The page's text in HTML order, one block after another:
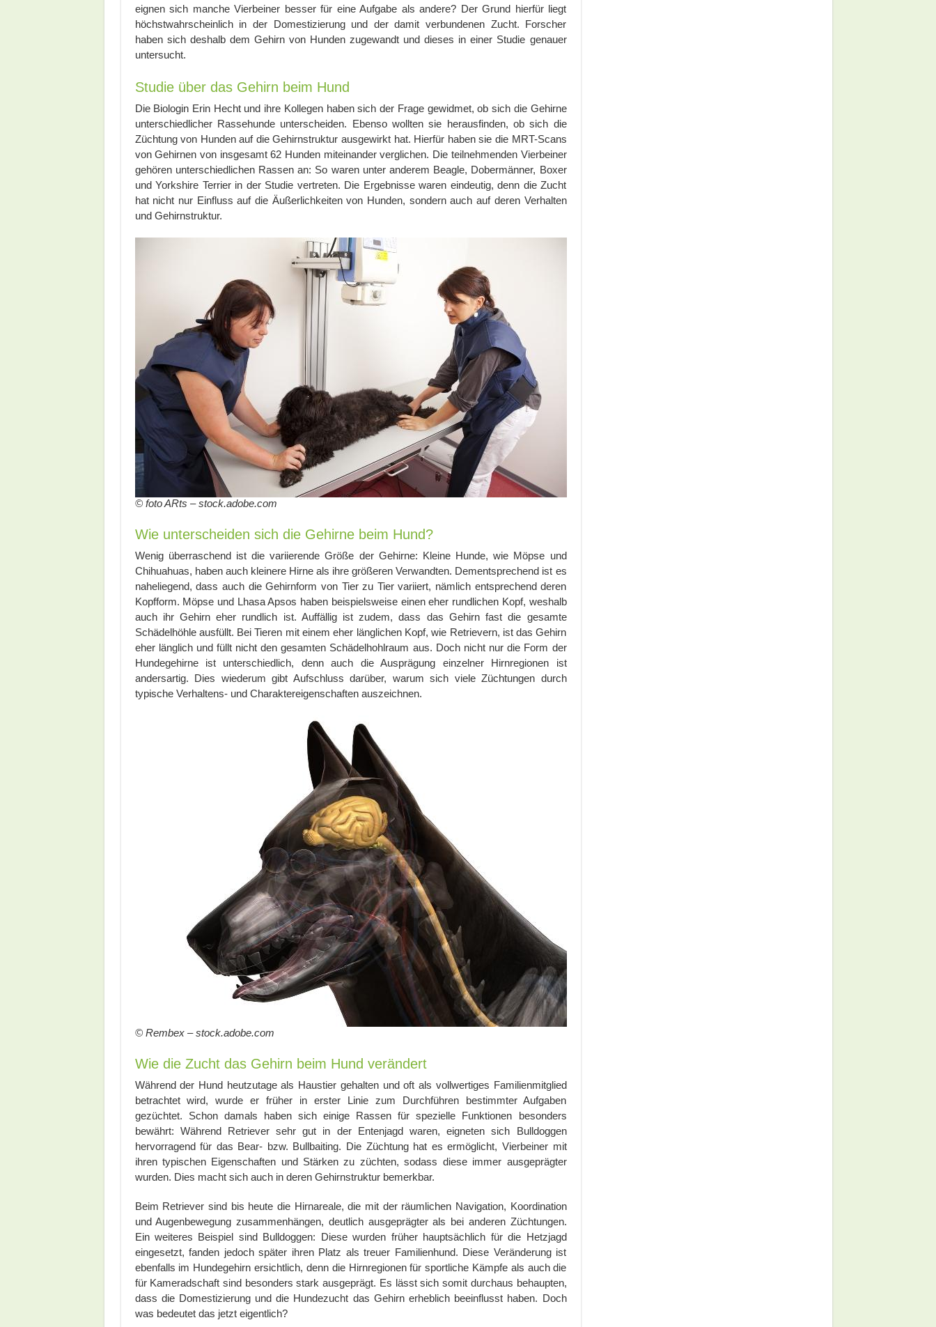
eignen sich manche Vierbeiner besser für eine Aufgabe als andere? Der Grund hierfür liegt
höchstwahrscheinlich in der Domestizierung und der damit verbundenen Zucht. Forscher
haben sich deshalb dem Gehirn von Hunden zugewandt und dieses in einer Studie genauer
untersucht.
Studie über das Gehirn beim Hund
Die Biologin Erin Hecht und ihre Kollegen haben sich der Frage gewidmet, ob sich die Gehirne
unterschiedlicher Rassehunde unterscheiden. Ebenso wollten sie herausfinden, ob sich die
Züchtung von Hunden auf die Gehirnstruktur ausgewirkt hat. Hierfür haben sie die MRT-Scans
von Gehirnen von insgesamt 62 Hunden miteinander verglichen. Die teilnehmenden Vierbeiner
gehören unterschiedlichen Rassen an: So waren unter anderem Beagle, Dobermänner, Boxer
und Yorkshire Terrier in der Studie vertreten. Die Ergebnisse waren eindeutig, denn die Zucht
hat nicht nur Einfluss auf die Äußerlichkeiten von Hunden, sondern auch auf deren Verhalten
und Gehirnstruktur.
© foto ARts – stock.adobe.com
Wie unterscheiden sich die Gehirne beim Hund?
Wenig überraschend ist die variierende Größe der Gehirne: Kleine Hunde, wie Möpse und
Chihuahuas, haben auch kleinere Hirne als ihre größeren Verwandten. Dementsprechend ist es
naheliegend, dass auch die Gehirnform von Tier zu Tier variiert, nämlich entsprechend deren
Kopfform. Möpse und Lhasa Apsos haben beispielsweise einen eher rundlichen Kopf, weshalb
auch ihr Gehirn eher rundlich ist. Auffällig ist zudem, dass das Gehirn fast die gesamte
Schädelhöhle ausfüllt. Bei Tieren mit einem eher länglichen Kopf, wie Retrievern, ist das Gehirn
eher länglich und füllt nicht den gesamten Schädelhohlraum aus. Doch nicht nur die Form der
Hundegehirne ist unterschiedlich, denn auch die Ausprägung einzelner Hirnregionen ist
andersartig. Dies wiederum gibt Aufschluss darüber, warum sich viele Züchtungen durch
typische Verhaltens- und Charaktereigenschaften auszeichnen.
© Rembex – stock.adobe.com
Wie die Zucht das Gehirn beim Hund verändert
Während der Hund heutzutage als Haustier gehalten und oft als vollwertiges Familienmitglied
betrachtet wird, wurde er früher in erster Linie zum Durchführen bestimmter Aufgaben
gezüchtet. Schon damals haben sich einige Rassen für spezielle Funktionen besonders
bewährt: Während Retriever sehr gut in der Entenjagd waren, eigneten sich Bulldoggen
hervorragend für das Bear- bzw. Bullbaiting. Die Züchtung hat es ermöglicht, Vierbeiner mit
ihren typischen Eigenschaften und Stärken zu züchten, sodass diese immer ausgeprägter
wurden. Dies macht sich auch in deren Gehirnstruktur bemerkbar.
Beim Retriever sind bis heute die Hirnareale, die mit der räumlichen Navigation, Koordination
und Augenbewegung zusammenhängen, deutlich ausgeprägter als bei anderen Züchtungen.
Ein weiteres Beispiel sind Bulldoggen: Diese wurden früher hauptsächlich für die Hetzjagd
eingesetzt, fanden jedoch später ihren Platz als treuer Familienhund. Diese Veränderung ist
ebenfalls im Hundegehirn ersichtlich, denn die Hirnregionen für sportliche Kämpfe als auch die
für Kameradschaft sind besonders stark ausgeprägt. Es lässt sich somit durchaus behaupten,
dass die Domestizierung und die Hundezucht das Gehirn erheblich beeinflusst haben. Doch
was bedeutet das jetzt eigentlich?